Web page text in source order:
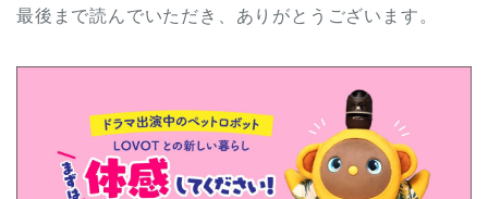
最後まで読んでいただき、ありがとうございます。